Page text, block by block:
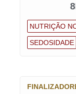
NUTRIÇÃO
SEDOSIDADE